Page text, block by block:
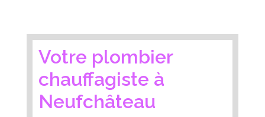
Votre plombier
chauffagiste à
Neufchâteau